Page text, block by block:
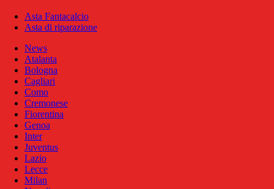
Asta Fantacalcio
Asta di riparazione
News
Atalanta
Bologna
Cagliari
Como
Cremonese
Fiorentina
Genoa
Inter
Juventus
Lazio
Lecce
Milan